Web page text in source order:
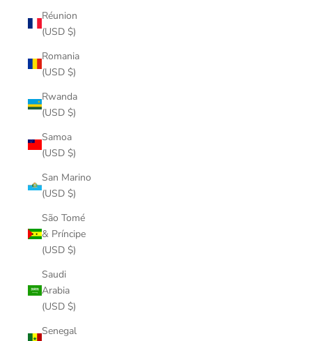
Réunion
(USD $)
Romania
(USD $)
Rwanda
(USD $)
Samoa
(USD $)
San Marino
(USD $)
São Tomé
& Príncipe
(USD $)
Saudi
Arabia
(USD $)
Senegal